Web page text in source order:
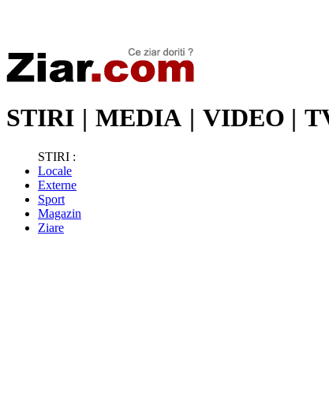
STIRI | MEDIA | VIDEO |
STIRI :
Locale
Externe
Sport
Magazin
Ziare